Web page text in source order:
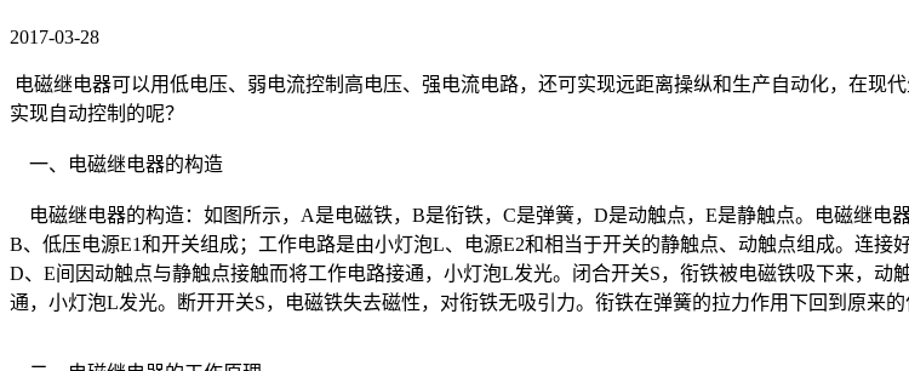
2017-03-28
电磁继电器可以用低电压、弱电流控制高电压、强电流电路，还可实现远距离操纵和生产自动化，在
实现自动控制的呢？
一、电磁继电器的构造
电磁继电器的构造：如图所示，A是电磁铁，B是衔铁，C是弹簧，D是动触点，E是静触点。电磁继
B、低压电源E1和开关组成；工作电路是由小灯泡L、电源E2和相当于开关的静触点、动触点组成。连
D、E间因动触点与静触点接触而将工作电路接通，小灯泡L发光。闭合开关S，衔铁被电磁铁吸下来，
通，小灯泡L发光。断开开关S，电磁铁失去磁性，对衔铁无吸引力。衔铁在弹簧的拉力作用下回到原来